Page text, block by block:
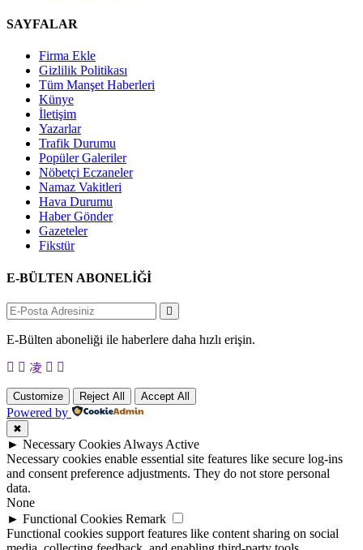
SAYFALAR
Firma Ekle
Gizlilik Politikası
Tüm Manşet Haberleri
Künye
İletişim
Yazarlar
Trafik Durumu
Popüler Galeriler
Nöbetçi Eczaneler
Namaz Vakitleri
Hava Durumu
Haber Gönder
Gazeteler
Fikstür
E-BÜLTEN ABONELİĞİ
E-Bülten aboneliği ile haberlere daha hızlı erişin.
Customize Reject All Accept All
Powered by
✖
► Necessary Cookies Always Active
Necessary cookies enable essential site features like secure log-ins
and consent preference adjustments. They do not store personal
data.
None
► Functional Cookies Remark
Functional cookies support features like content sharing on social